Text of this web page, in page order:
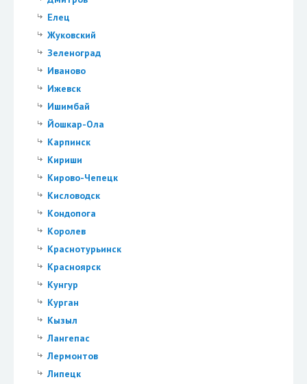
Елец
Жуковский
Зеленоград
Иваново
Ижевск
Ишимбай
Йошкар-Ола
Карпинск
Кириши
Кирово-Чепецк
Кисловодск
Кондопога
Королев
Краснотурьинск
Красноярск
Кунгур
Курган
Кызыл
Лангепас
Лермонтов
Липецк